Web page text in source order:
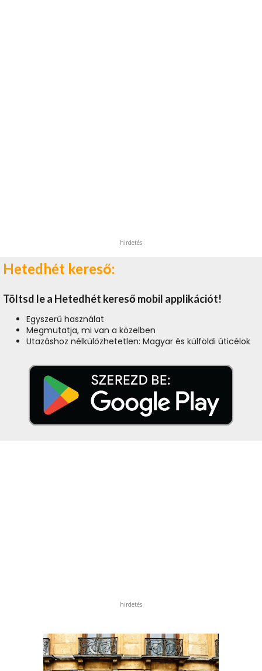
hirdetés
Hetedhét kereső:
Töltsd le a Hetedhét kereső mobil applikációt!
Egyszerű használat
Megmutatja, mi van a közelben
Utazáshoz nélkülözhetetlen: Magyar és külföldi úticélok
hirdetés